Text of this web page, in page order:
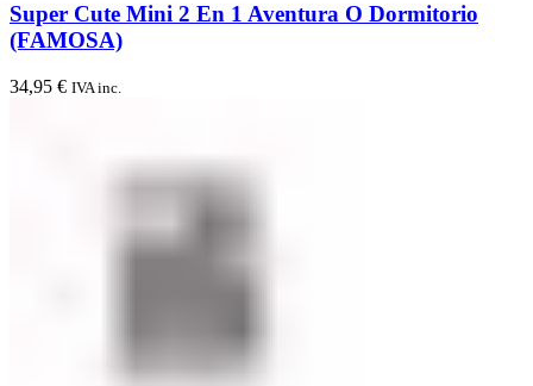
Super Cute Mini 2 En 1 Aventura O Dormitorio
(FAMOSA)
34,95 € IVA inc.